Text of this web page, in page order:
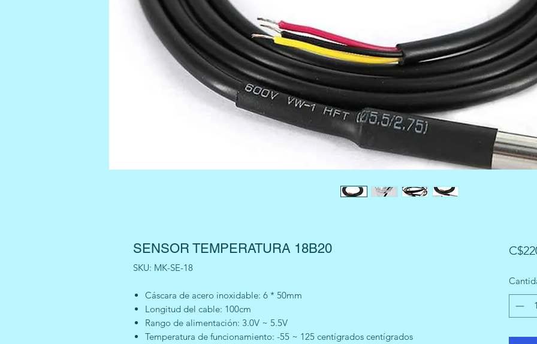
SENSOR TEMPERATURA 18B20
SKU: MK-SE-18
Cáscara de acero inoxidable: 6 * 50mm
Longitud del cable: 100cm
Rango de alimentación: 3.0V ~ 5.5V
Temperatura de funcionamiento: -55 ~ 125 centígrados centígrados